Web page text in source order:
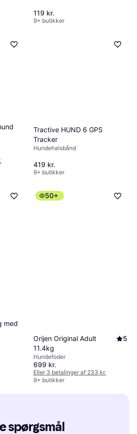
119 kr.
9+ butikker
Tractive HUND 6 GPS
Tracker
Hundehalsbånd
419 kr.
9+ butikker
med
50+
Orijen Original Adult
11.4kg
5
Hundefoder
699 kr.
Eller 3 betalinger af 233 kr.
9+ butikker
spørgsmål